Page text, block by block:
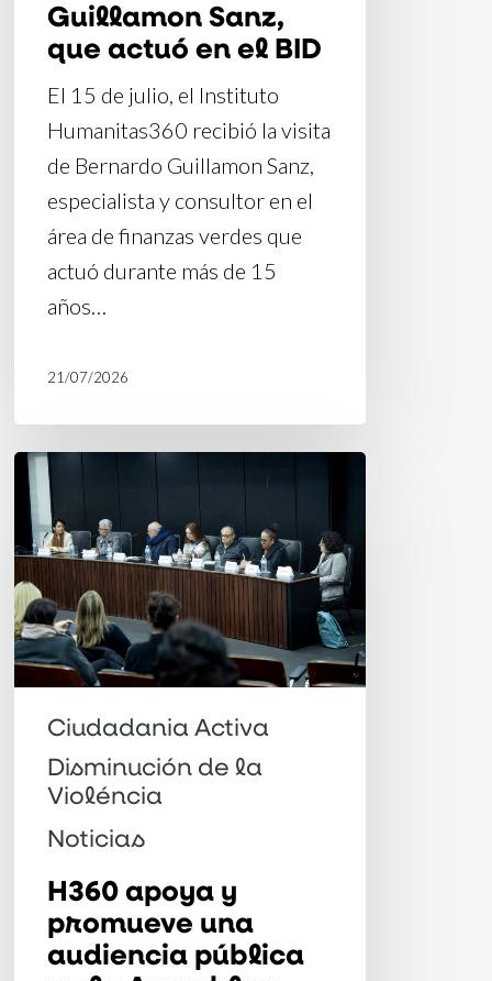
actuó
BID
Guillamon Sanz,
que actuó en el BID
El 15 de julio, el Instituto
Humanitas360 recibió la visita
de Bernardo Guillamon Sanz,
especialista y consultor en el
área de finanzas verdes que
actuó durante más de 15
años…
21/07/2026
H360
apoya
y
promueve
una
audiencia
pública
Asamblea
Paulo
Ciudadania Activa
Disminución de la
Violéncia
Noticias
H360 apoya y
promueve una
audiencia pública